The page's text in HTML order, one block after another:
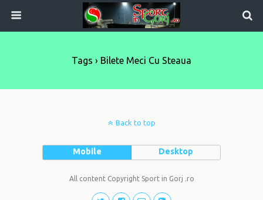
Tags › Bilete Meci Cu Steaua
Back to top
Mobile Desktop
All content Copyright Sport in Gorj .ro